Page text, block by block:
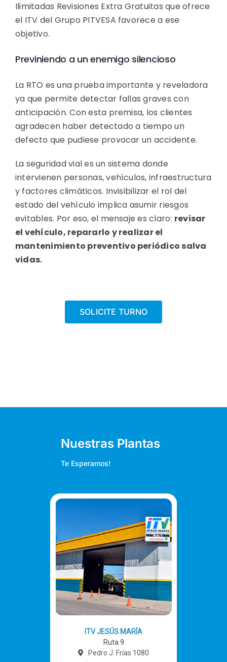
Ilimitadas Revisiones Extra Gratuitas que ofrece
el ITV del Grupo PITVESA favorece a ese
objetivo.
Previniendo a un enemigo silencioso
La RTO es una prueba importante y reveladora
ya que permite detectar fallas graves con
anticipación. Con esta premisa, los clientes
agradecen haber detectado a tiempo un
defecto que pudiese provocar un accidente.
La seguridad vial es un sistema donde
intervienen personas, vehículos, infraestructura
y factores climáticos. Invisibilizar el rol del
estado del vehículo implica asumir riesgos
evitables. Por eso, el mensaje es claro: revisar
el vehículo, repararlo y realizar el
mantenimiento preventivo periódico salva
vidas.
SOLICITE TURNO
Nuestras Plantas
Te Esperamos!
ITV JESÚS MARÍA
Ruta 9
Pedro J. Frías 1080